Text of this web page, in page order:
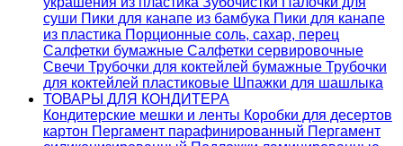
суши Пики для канапе из бамбука Пики для канапе
из пластика Порционные соль, сахар, перец
Салфетки бумажные Салфетки сервировочные
Свечи Трубочки для коктейлей бумажные Трубочки
для коктейлей пластиковые Шпажки для шашлыка
ТОВАРЫ ДЛЯ КОНДИТЕРА
Кондитерские мешки и ленты Коробки для десертов
картон Пергамент парафинированный Пергамент